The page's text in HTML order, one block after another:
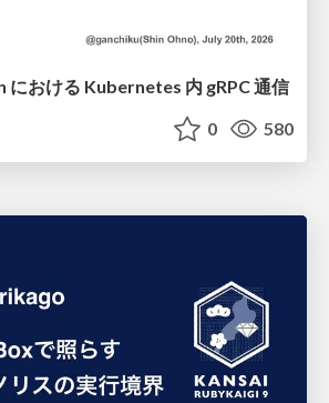
における Kubernetes 内 gRPC 通信
0 580